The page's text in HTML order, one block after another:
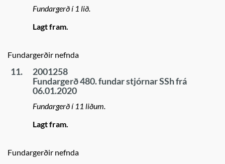
Fundargerð í 1 lið.
Lagt fram.
Fundargerðir nefnda
11.
2001258
Fundargerð 480. fundar stjórnar SSh frá
06.01.2020
Fundargerð í 11 liðum.
Lagt fram.
Fundargerðir nefnda